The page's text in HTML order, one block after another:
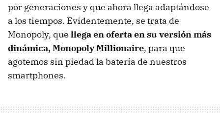
por generaciones y que ahora llega adaptándose
a los tiempos. Evidentemente, se trata de
Monopoly, que llega en oferta en su versión más
dinámica, Monopoly Millionaire, para que
agotemos sin piedad la batería de nuestros
smartphones.